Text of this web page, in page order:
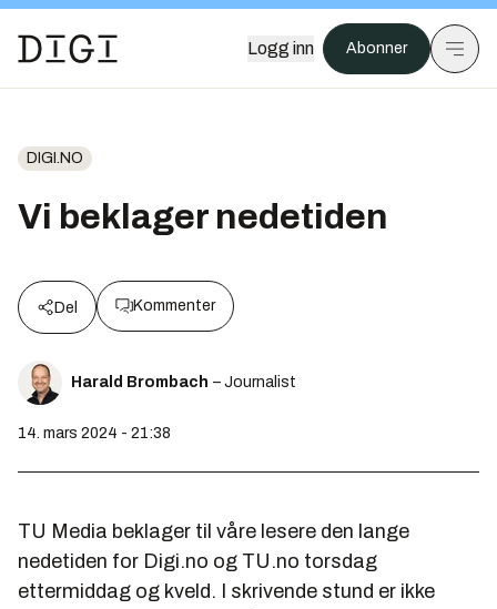
Logg inn Abonner
DIGI.NO
Vi beklager nedetiden
Del Kommenter
Harald Brombach – Journalist
14. mars 2024 - 21:38
TU Media beklager til våre lesere den lange
nedetiden for Digi.no og TU.no torsdag
ettermiddag og kveld. I skrivende stund er ikke